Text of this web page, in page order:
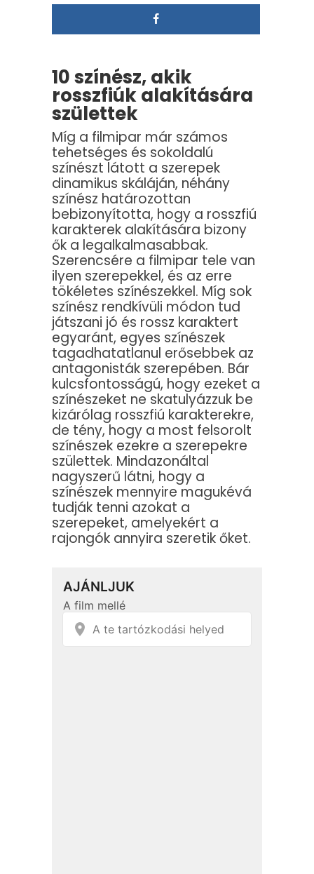
10 színész, akik
rosszfiúk alakítására
születtek
Míg a filmipar már számos
tehetséges és sokoldalú
színészt látott a szerepek
dinamikus skáláján, néhány
színész határozottan
bebizonyította, hogy a rosszfiú
karakterek alakítására bizony
ők a legalkalmasabbak.
Szerencsére a filmipar tele van
ilyen szerepekkel, és az erre
tökéletes színészekkel. Míg sok
színész rendkívüli módon tud
játszani jó és rossz karaktert
egyaránt, egyes színészek
tagadhatatlanul erősebbek az
antagonisták szerepében. Bár
kulcsfontosságú, hogy ezeket a
színészeket ne skatulyázzuk be
kizárólag rosszfiú karakterekre,
de tény, hogy a most felsorolt
színészek ezekre a szerepekre
születtek. Mindazonáltal
nagyszerű látni, hogy a
színészek mennyire magukévá
tudják tenni azokat a
szerepeket, amelyekért a
rajongók annyira szeretik őket.